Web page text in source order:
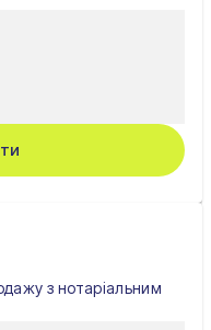
з нотаріальним